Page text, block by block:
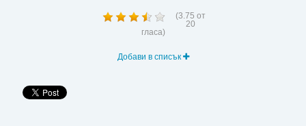
(3.75 от
20
гласа)
Добави в списък